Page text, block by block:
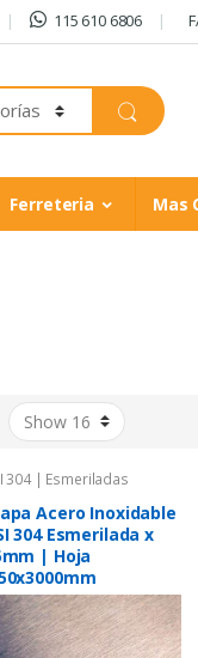
115 610 6806
Ferreteria Mas
304 | Esmeriladas
Acero Inoxidable
304 Esmerilada x
| Hoja